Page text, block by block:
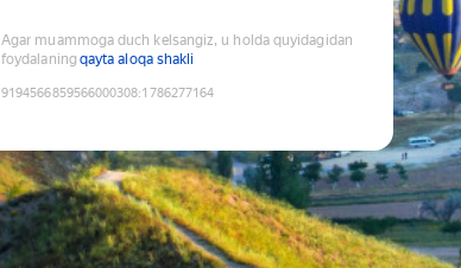
Agar muammoga duch kelsangiz, u holda quyidagidan
foydalaning qayta aloqa shakli
9194566859566000308:1786277164